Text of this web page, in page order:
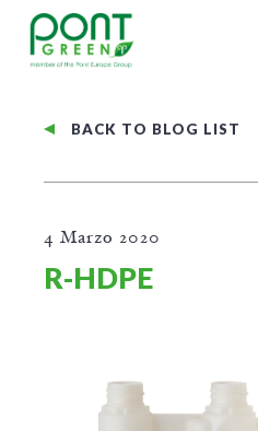
BACK TO BLOG LIST
4 Marzo 2020
R-HDPE